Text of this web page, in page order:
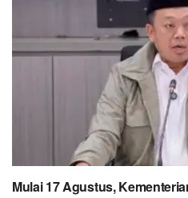
Mulai 17 Agustus,